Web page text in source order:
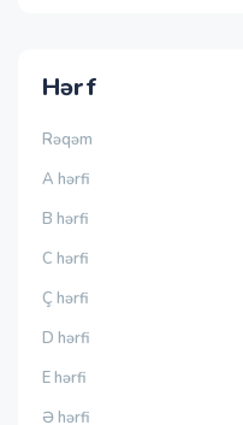
Hərf
Rəqəm
A hərfi
B hərfi
C hərfi
Ç hərfi
D hərfi
E hərfi
Ə hərfi